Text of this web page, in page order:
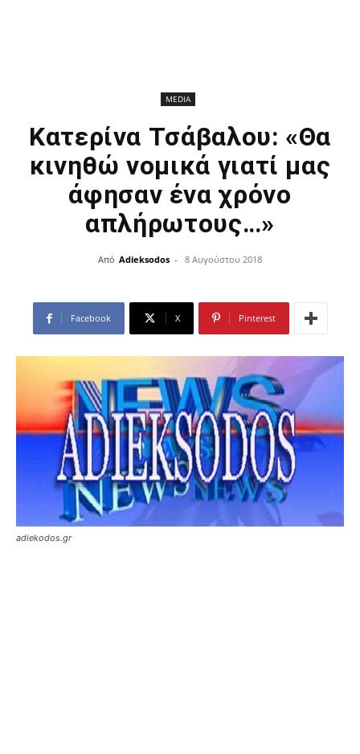
MEDIA
Κατερίνα Τσάβαλου: «Θα
κινηθώ νομικά γιατί μας
άφησαν ένα χρόνο
απλήρωτους…»
Από Adieksodos - 8 Αυγούστου 2018
Facebook X Pinterest
adiekodos.gr